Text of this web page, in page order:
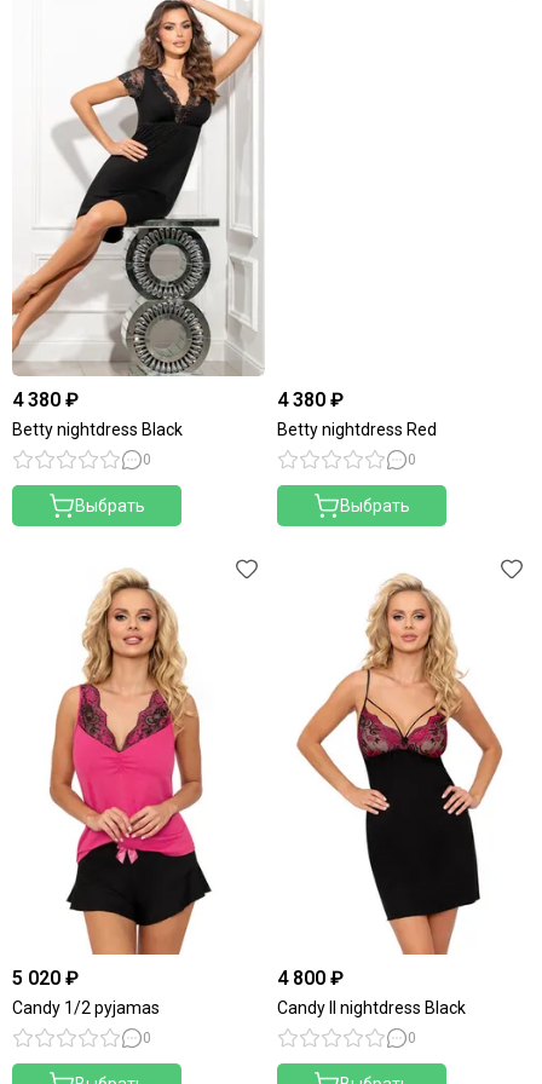
4 380 ₽
Betty nightdress Black
0
Выбрать
4 380 ₽
Betty nightdress Red
0
Выбрать
5 020 ₽
Candy 1/2 pyjamas
0
4 800 ₽
Candy II nightdress Black
0